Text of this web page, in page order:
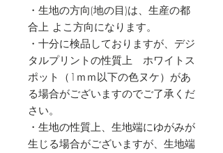
・生地の方向(地の目)は、生産の都
合上 よこ方向になります。
・十分に検品しておりますが、デジ
タルプリントの性質上 ホワイトス
ポット（1ｍｍ以下の色ヌケ）があ
る場合がございますのでご了承くだ
さい。
・生地の性質上、生地端にゆがみが
生じる場合がございますが、生地端